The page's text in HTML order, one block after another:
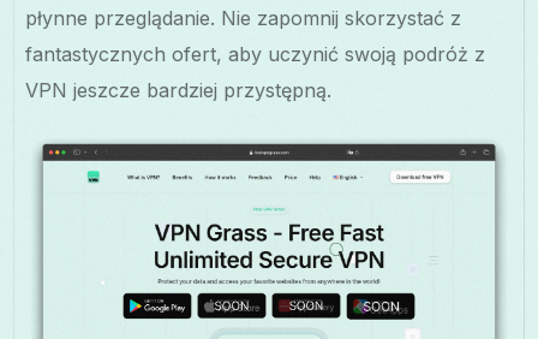
płynne przeglądanie. Nie zapomnij skorzystać z
fantastycznych ofert, aby uczynić swoją podróż z
VPN jeszcze bardziej przystępną.